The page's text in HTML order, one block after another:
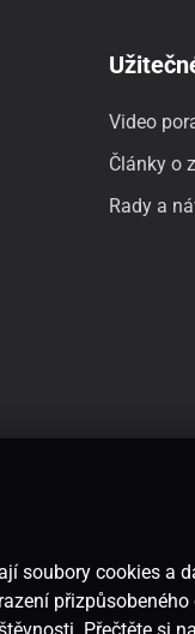
Video
Články o
Rady a
soubory cookies a